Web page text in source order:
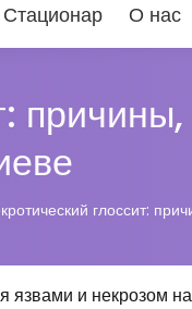
Стационар О нас
глоссит:
язвами и некрозом